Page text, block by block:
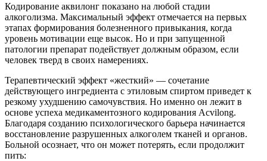
Кодирование аквилонг показано на любой стадии
алкоголизма. Максимальный эффект отмечается на первых
этапах формирования болезненного привыкания, когда
уровень мотивации еще высок. Но и при запущенной
патологии препарат подействует должным образом, если
человек тверд в своих намерениях.
Терапевтический эффект «жесткий» — сочетание
действующего ингредиента с этиловым спиртом приведет к
резкому ухудшению самочувствия. Но именно он лежит в
основе успеха медикаментозного кодирования Acvilong.
Благодаря созданию психологического барьера начинается
восстановление разрушенных алкоголем тканей и органов.
Больной осознает, что он может потерять, если продолжит
пить: